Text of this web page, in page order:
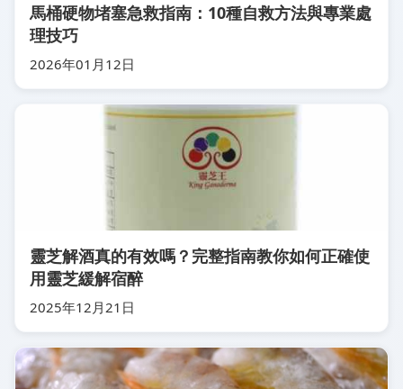
馬桶硬物堵塞急救指南：10種自救方法與專業處
理技巧
2026年01月12日
靈芝解酒真的有效嗎？完整指南教你如何正確使
用靈芝緩解宿醉
2025年12月21日